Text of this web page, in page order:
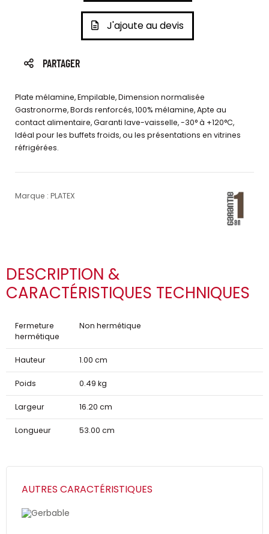
J'ajoute au devis
PARTAGER
Plate mélamine, Empilable, Dimension normalisée
Gastronorme, Bords renforcés, 100% mélamine, Apte au
contact alimentaire, Garanti lave-vaisselle, -30° à +120°C,
Idéal pour les buffets froids, ou les présentations en vitrines
réfrigérées.
Marque : PLATEX
DESCRIPTION &
CARACTÉRISTIQUES TECHNIQUES
Fermeture
hermétique
Non hermétique
Hauteur 1.00 cm
Poids 0.49 kg
Largeur 16.20 cm
Longueur 53.00 cm
AUTRES CARACTÉRISTIQUES
Gerbable